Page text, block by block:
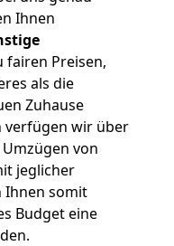
Ihnen
fairen Preisen,
als die
Zuhause
verfügen wir über
von
jeglicher
Ihnen somit
Budget eine